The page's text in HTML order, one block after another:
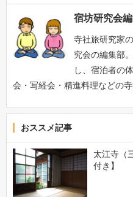
宿坊研究会
寺社旅研究家
究会の編集部
し、宿泊者の
会・写経会・精進料理などの
おススメ記事
太江寺（
付き】